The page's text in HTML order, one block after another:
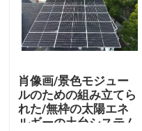
肖像画/景色モジュー
ルのための組み立てら
れた/無枠の太陽エネ
ルギーの土台システム